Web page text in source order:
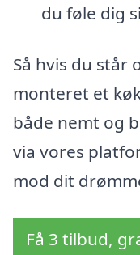
du føle dig
Så hvis du står
monteret et
både nemt og
via vores
mod dit
Få 3 tilbud,